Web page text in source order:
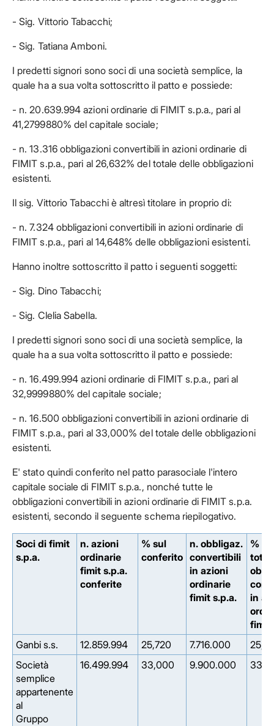
- Sig. Vittorio Tabacchi;
- Sig. Tatiana Amboni.
I predetti signori sono soci di una società semplice, la
quale ha a sua volta sottoscritto il patto e possiede:
- n. 20.639.994 azioni ordinarie di FIMIT s.p.a., pari al
41,2799880% del capitale sociale;
- n. 13.316 obbligazioni convertibili in azioni ordinarie di
FIMIT s.p.a., pari al 26,632% del totale delle obbligazioni
esistenti.
Il sig. Vittorio Tabacchi è altresì titolare in proprio di:
- n. 7.324 obbligazioni convertibili in azioni ordinarie di
FIMIT s.p.a., pari al 14,648% delle obbligazioni esistenti.
Hanno inoltre sottoscritto il patto i seguenti soggetti:
- Sig. Dino Tabacchi;
- Sig. Clelia Sabella.
I predetti signori sono soci di una società semplice, la
quale ha a sua volta sottoscritto il patto e possiede:
- n. 16.499.994 azioni ordinarie di FIMIT s.p.a., pari al
32,9999880% del capitale sociale;
- n. 16.500 obbligazioni convertibili in azioni ordinarie di
FIMIT s.p.a., pari al 33,000% del totale delle obbligazioni
esistenti.
E' stato quindi conferito nel patto parasociale l'intero
capitale sociale di FIMIT s.p.a., nonché tutte le
obbligazioni convertibili in azioni ordinarie di FIMIT s.p.a.
esistenti, secondo il seguente schema riepilogativo.
Soci di fimit
s.p.a.
n. azioni
ordinarie
fimit s.p.a.
conferite
% sul
conferito
n. obbligaz.
convertibili
in azioni
ordinarie
fimit s.p.a.
%
in
fimit
Ganbi s.s.
12.859.994 25,720 7.716.000
Società
semplice
appartenente
al
Gruppo
16.499.994 33,000 9.900.000